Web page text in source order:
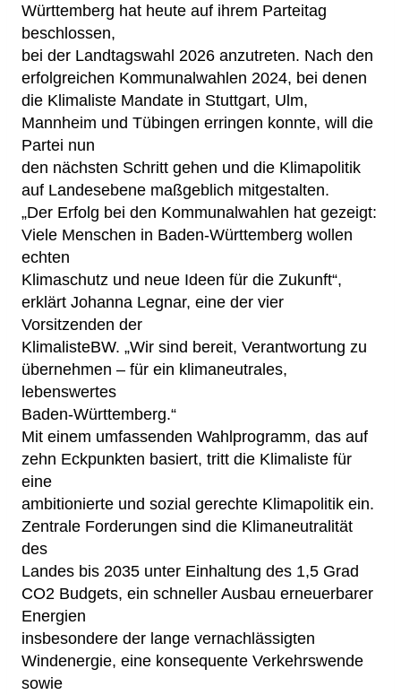
Württemberg hat heute auf ihrem Parteitag
beschlossen,
bei der Landtagswahl 2026 anzutreten. Nach den
erfolgreichen Kommunalwahlen 2024, bei denen
die Klimaliste Mandate in Stuttgart, Ulm,
Mannheim und Tübingen erringen konnte, will die
Partei nun
den nächsten Schritt gehen und die Klimapolitik
auf Landesebene maßgeblich mitgestalten.
„Der Erfolg bei den Kommunalwahlen hat gezeigt:
Viele Menschen in Baden-Württemberg wollen
echten
Klimaschutz und neue Ideen für die Zukunft“,
erklärt Johanna Legnar, eine der vier
Vorsitzenden der
KlimalisteBW. „Wir sind bereit, Verantwortung zu
übernehmen – für ein klimaneutrales,
lebenswertes
Baden-Württemberg.“
Mit einem umfassenden Wahlprogramm, das auf
zehn Eckpunkten basiert, tritt die Klimaliste für
eine
ambitionierte und sozial gerechte Klimapolitik ein.
Zentrale Forderungen sind die Klimaneutralität
des
Landes bis 2035 unter Einhaltung des 1,5 Grad
CO2 Budgets, ein schneller Ausbau erneuerbarer
Energien
insbesondere der lange vernachlässigten
Windenergie, eine konsequente Verkehrswende
sowie